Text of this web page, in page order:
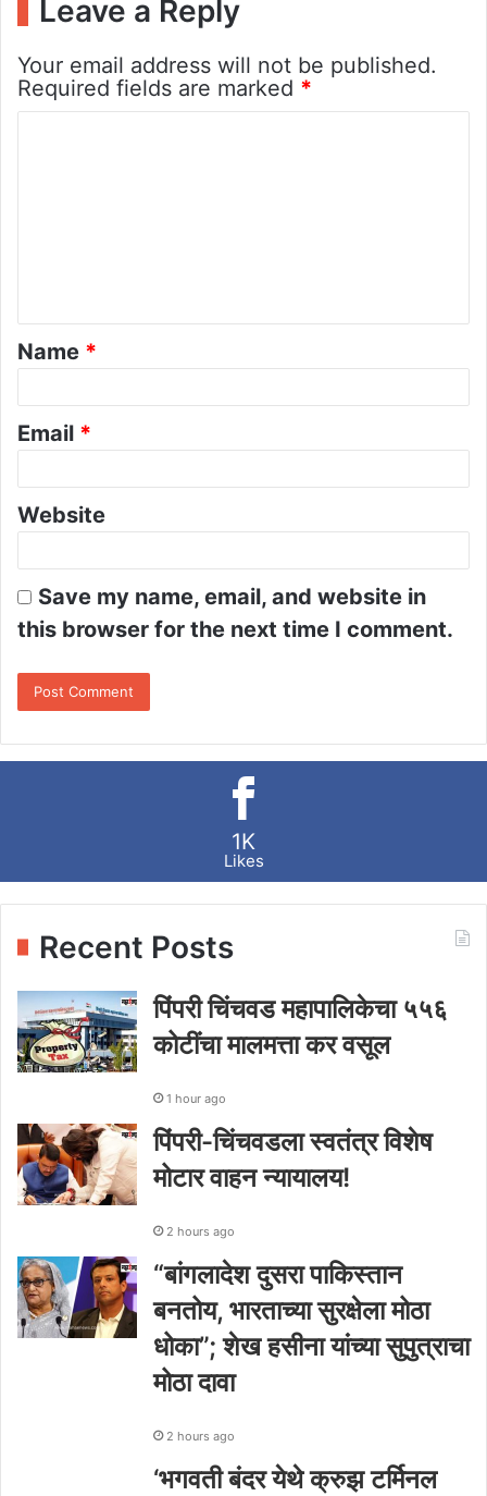
Leave a Reply
Your email address will not be published.
Required fields are marked *
t
*
Name *
Email *
Website
Save my name, email, and website in
this browser for the next time I comment.
1K
Likes
Recent Posts
पिंपरी चिंचवड महापालिकेचा ५५६
कोटींचा मालमत्ता कर वसूल
1 hour ago
पिंपरी-चिंचवडला स्वतंत्र विशेष
मोटार वाहन न्यायालय!
2 hours ago
“बांगलादेश दुसरा पाकिस्तान
बनतोय, भारताच्या सुरक्षेला मोठा
धोका”; शेख हसीना यांच्या सुपुत्राचा
मोठा दावा
2 hours ago
‘भगवती बंदर येथे क्रुझ टर्मिनल